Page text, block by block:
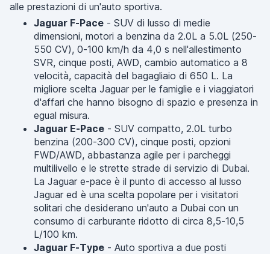
alle prestazioni di un'auto sportiva.
Jaguar F-Pace - SUV di lusso di medie
dimensioni, motori a benzina da 2.0L a 5.0L (250-
550 CV), 0-100 km/h da 4,0 s nell'allestimento
SVR, cinque posti, AWD, cambio automatico a 8
velocità, capacità del bagagliaio di 650 L. La
migliore scelta Jaguar per le famiglie e i viaggiatori
d'affari che hanno bisogno di spazio e presenza in
egual misura.
Jaguar E-Pace - SUV compatto, 2.0L turbo
benzina (200-300 CV), cinque posti, opzioni
FWD/AWD, abbastanza agile per i parcheggi
multilivello e le strette strade di servizio di Dubai.
La Jaguar e-pace è il punto di accesso al lusso
Jaguar ed è una scelta popolare per i visitatori
solitari che desiderano un'auto a Dubai con un
consumo di carburante ridotto di circa 8,5-10,5
L/100 km.
Jaguar F-Type - Auto sportiva a due posti